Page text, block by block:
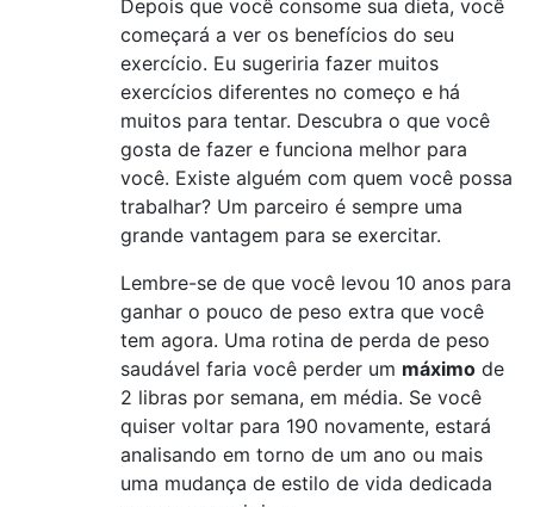
Depois que você consome sua dieta, você
começará a ver os benefícios do seu
exercício. Eu sugeriria fazer muitos
exercícios diferentes no começo e há
muitos para tentar. Descubra o que você
gosta de fazer e funciona melhor para
você. Existe alguém com quem você possa
trabalhar? Um parceiro é sempre uma
grande vantagem para se exercitar.
Lembre-se de que você levou 10 anos para
ganhar o pouco de peso extra que você
tem agora. Uma rotina de perda de peso
saudável faria você perder um máximo de
2 libras por semana, em média. Se você
quiser voltar para 190 novamente, estará
analisando em torno de um ano ou mais
uma mudança de estilo de vida dedicada